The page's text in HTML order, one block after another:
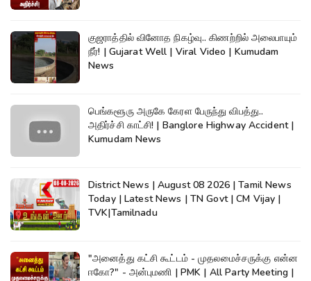
குஜராத்தில் வினோத நிகழ்வு.. கிணற்றில் அலைபாயும்
நீர்! | Gujarat Well | Viral Video | Kumudam
News
பெங்களூரு அருகே கேரள பேருந்து விபத்து..
அதிர்ச்சி காட்சி! | Banglore Highway Accident |
Kumudam News
District News | August 08 2026 | Tamil News
Today | Latest News | TN Govt | CM Vijay |
TVK|Tamilnadu
"அனைத்து கட்சி கூட்டம் - முதலமைச்சருக்கு என்ன
ஈகோ?" - அன்புமணி | PMK | All Party Meeting |